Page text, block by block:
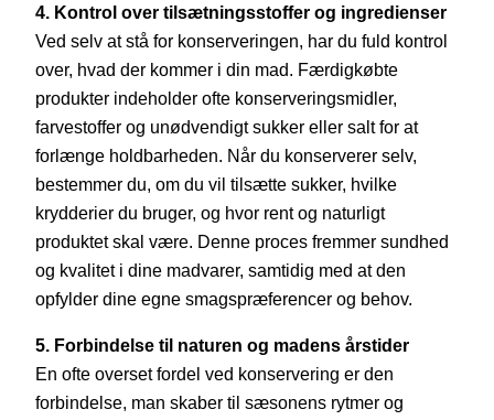
4. Kontrol over tilsætningsstoffer og ingredienser
Ved selv at stå for konserveringen, har du fuld kontrol
over, hvad der kommer i din mad. Færdigkøbte
produkter indeholder ofte konserveringsmidler,
farvestoffer og unødvendigt sukker eller salt for at
forlænge holdbarheden. Når du konserverer selv,
bestemmer du, om du vil tilsætte sukker, hvilke
krydderier du bruger, og hvor rent og naturligt
produktet skal være. Denne proces fremmer sundhed
og kvalitet i dine madvarer, samtidig med at den
opfylder dine egne smagspræferencer og behov.
5. Forbindelse til naturen og madens årstider
En ofte overset fordel ved konservering er den
forbindelse, man skaber til sæsonens rytmer og